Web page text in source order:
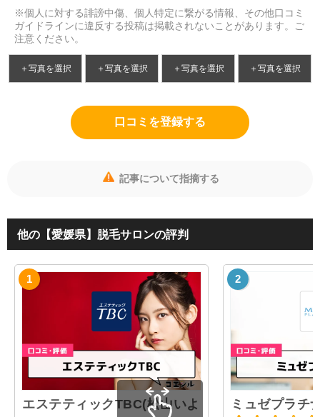
※個人に対する誹謗中傷、個人特定に繋がる情報、その他口コミ
ガイドラインに違反する投稿は掲載されないことがあります。ご
注意ください。
＋写真を選択 ＋写真を選択 ＋写真を選択 ＋写真を選択
口コミを登録する
記事について指摘する
他の【愛媛県】脱毛サロンの評判
エステティックTBC(松山いよ
ミュゼプラチ